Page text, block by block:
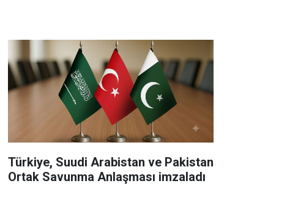
Türkiye, Suudi Arabistan ve Pakistan
Ortak Savunma Anlaşması imzaladı